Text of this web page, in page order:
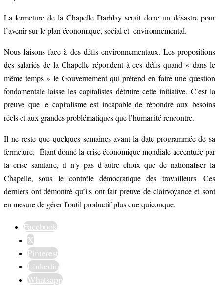
La fermeture de la Chapelle Darblay serait donc un désastre pour
l’avenir sur le plan économique, social et environnemental.
Nous faisons face à des défis environnementaux. Les propositions
des salariés de la Chapelle répondent à ces défis quand « dans le
même temps » le Gouvernement qui prétend en faire une question
fondamentale laisse les capitalistes détruire cette initiative. C’est la
preuve que le capitalisme est incapable de répondre aux besoins
réels et aux grandes problématiques que l’humanité rencontre.
Il ne reste que quelques semaines avant la date programmée de sa
fermeture. Étant donné la crise économique mondiale accentuée par
la crise sanitaire, il n’y pas d’autre choix que de nationaliser la
Chapelle, sous le contrôle démocratique des travailleurs. Ces
derniers ont démontré qu’ils ont fait preuve de clairvoyance et sont
en mesure de gérer l’outil productif plus que quiconque.
Facebook
X
Pinterest
Linkedin
Whatsapp